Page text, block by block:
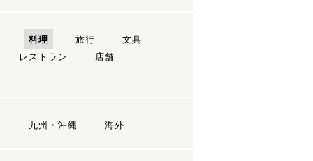
料理 旅行
文具
レストラン
店舗
九州・沖縄 海外